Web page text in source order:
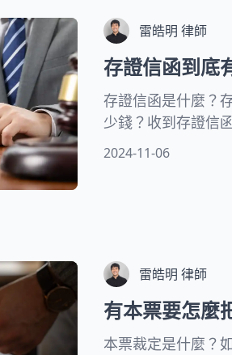
雷皓明 律師
存證信函到底
存證信函是什麼？
少錢？收到存證信
用的專業存證信函
2024-11-06
雷皓明 律師
有本票要怎麼
本票裁定是什麼？